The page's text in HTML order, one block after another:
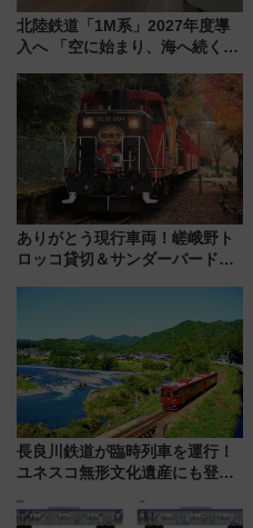
北陸鉄道「1M系」2027年度導
入へ 「空に始まり、海へ続く」
神秘的なデザイン
ありがとう現行車両！嵯峨野ト
ロッコ貸切＆サンダーバードレ
く！9月13日「京都の鉄道満喫
ツアー」開催
長良川鉄道が臨時列車を運行！
ユネスコ無形文化遺産にも登録
に 乗車には予約が必要